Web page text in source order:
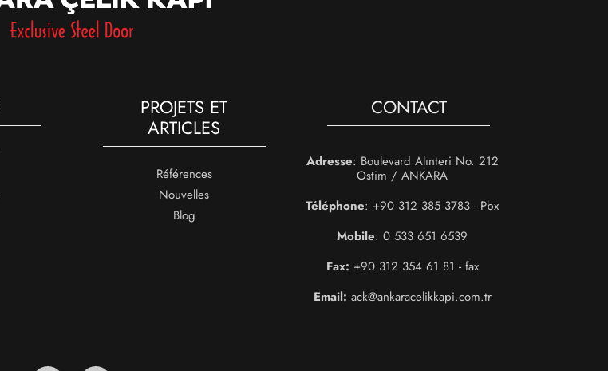
PROJETS ET
ARTICLES
Références
Nouvelles
Blog
CONTACT
Adresse: Boulevard Alınteri No. 212
Ostim / ANKARA
Téléphone: +90 312 385 3783 - Pbx
Mobile: 0 533 651 6539
Fax: +90 312 354 61 81 - fax
Email: ack@ankaracelikkapi.com.tr